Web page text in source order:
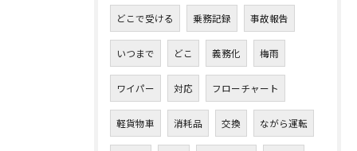
どこで受ける 乗務記録 事故報告
いつまで どこ 義務化 梅雨
ワイパー 対応 フローチャート
軽貨物車 消耗品 交換 ながら運転